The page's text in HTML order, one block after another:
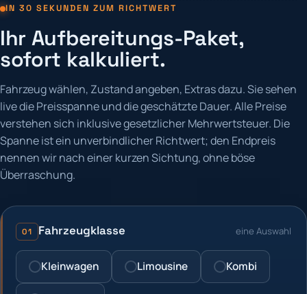
IN 30 SEKUNDEN ZUM RICHTWERT
Ihr Aufbereitungs-Paket,
sofort kalkuliert.
Fahrzeug wählen, Zustand angeben, Extras dazu. Sie sehen
live die Preisspanne und die geschätzte Dauer. Alle Preise
verstehen sich inklusive gesetzlicher Mehrwertsteuer. Die
Spanne ist ein unverbindlicher Richtwert; den Endpreis
nennen wir nach einer kurzen Sichtung, ohne böse
Überraschung.
01 Fahrzeugklasse eine Auswahl
Kleinwagen Limousine Kombi